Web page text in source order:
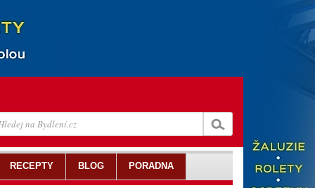
RECEPTY BLOG PORADNA